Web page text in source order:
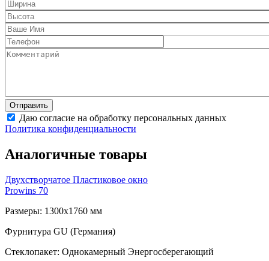
Даю согласие на обработку персональных данных
Политика конфиденциальности
Аналогичные товары
Двухстворчатое Пластиковое окно
Prowins 70
Размеры: 1300x1760 мм
Фурнитура GU (Германия)
Стеклопакет: Однокамерный Энергосберегающий